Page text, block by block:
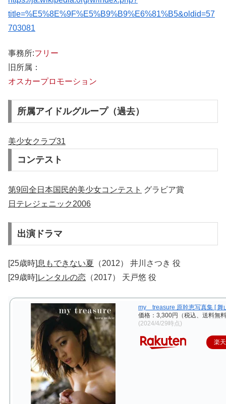
title=%E5%8E%9F%E5%B9%B9%E6%81%B5&oldid=57
703081
事務所:フリー
旧所属：
オスカープロモーション
所属アイドルグループ（過去）
美少女クラブ31
コンテスト
第9回全日本国民的美少女コンテスト グラビア賞
日テレジェニック2006
出演ドラマ
[25歳時] 息もできない夏
（2012） 井川さつき 役
[29歳時] レンタルの恋 （2017） 天戸悠 役
my treasure 原幹恵写真集 [ 舞
価格：3,300円（税込、送料無
(2024/4/29時点)
楽